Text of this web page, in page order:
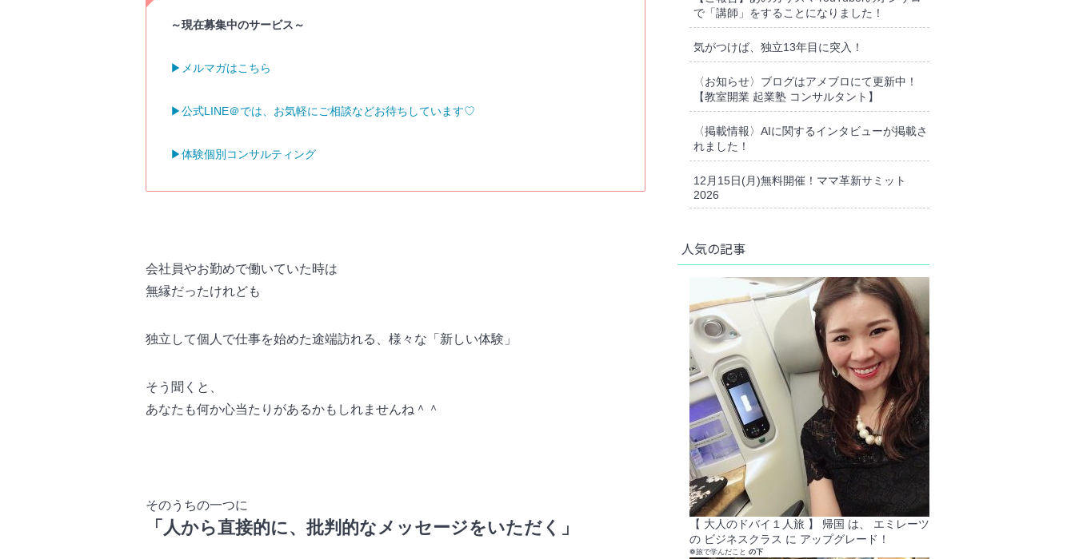
～現在募集中のサービス～
▶︎メルマガはこちら
▶︎公式LINE＠では、お気軽にご相談などお待ちしています♡
▶︎体験個別コンサルティング
会社員やお勤めで働いていた時は
無縁だったけれども
独立して個人で仕事を始めた途端訪れる、様々な「新しい体験」
そう聞くと、
あなたも何か心当たりがあるかもしれませんね＾＾
そのうちの一つに
「人から直接的に、批判的なメッセージをいただく」
で「講師」をすることになりました！
気がつけば、独立13年目に突入！
〈お知らせ〉ブログはアメブロにて更新中！
【教室開業 起業塾 コンサルタント】
〈掲載情報〉AIに関するインタビューが掲載さ
れました！
12月15日(月)無料開催！ママ革新サミット
2026
人気の記事
【 大人のドバイ１人旅 】 帰国 は、 エミレーツ
の ビジネスクラス に アップグレード！
❁旅で学んだこと の下